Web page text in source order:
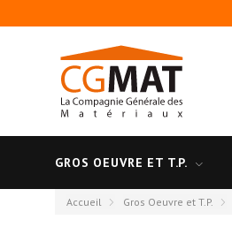
GROS OEUVRE ET T.P.
Accueil Gros Oeuvre et T.P.